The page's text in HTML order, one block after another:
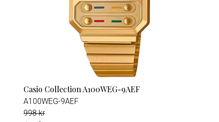
Casio Collection A100WEG-9AEF
A100WEG-9AEF
998 kr